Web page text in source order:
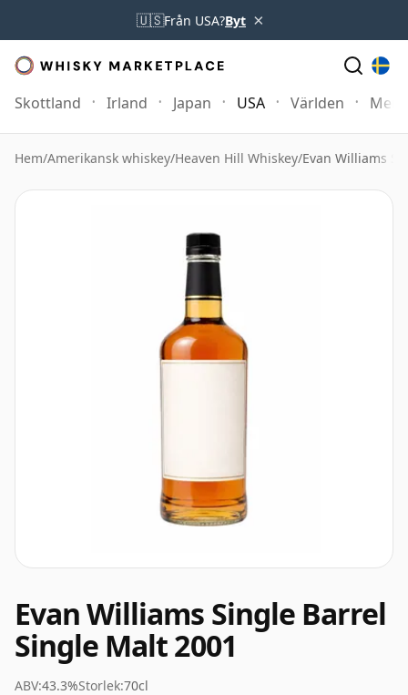
🇺🇸Från USA?Byt ×
Skottland Irland Japan USA Världen Mer
Hem/Amerikansk whiskey/Heaven Hill Whiskey/Evan Williams
Evan Williams Single Barrel
Single Malt 2001
ABV:43.3%Storlek:70cl